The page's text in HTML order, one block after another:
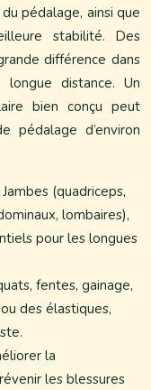
pédalage, ainsi que
stabilité. Des
différence dans
distance. Un
bien conçu peut
pédalage d’environ
(quadriceps,
lombaires),
pour les longues
fentes, gainage,
des élastiques,
la
les blessures